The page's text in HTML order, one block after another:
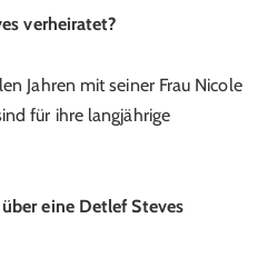
verheiratet?
Jahren mit seiner Frau Nicole
für ihre langjährige
eine Detlef Steves